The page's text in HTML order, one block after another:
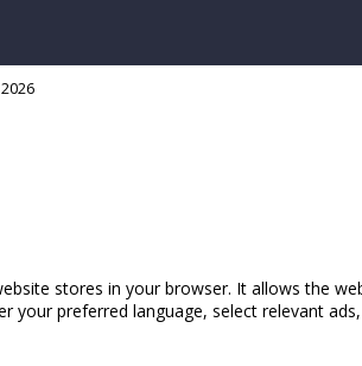
stores in your browser. It allows the
your preferred language, select relevant